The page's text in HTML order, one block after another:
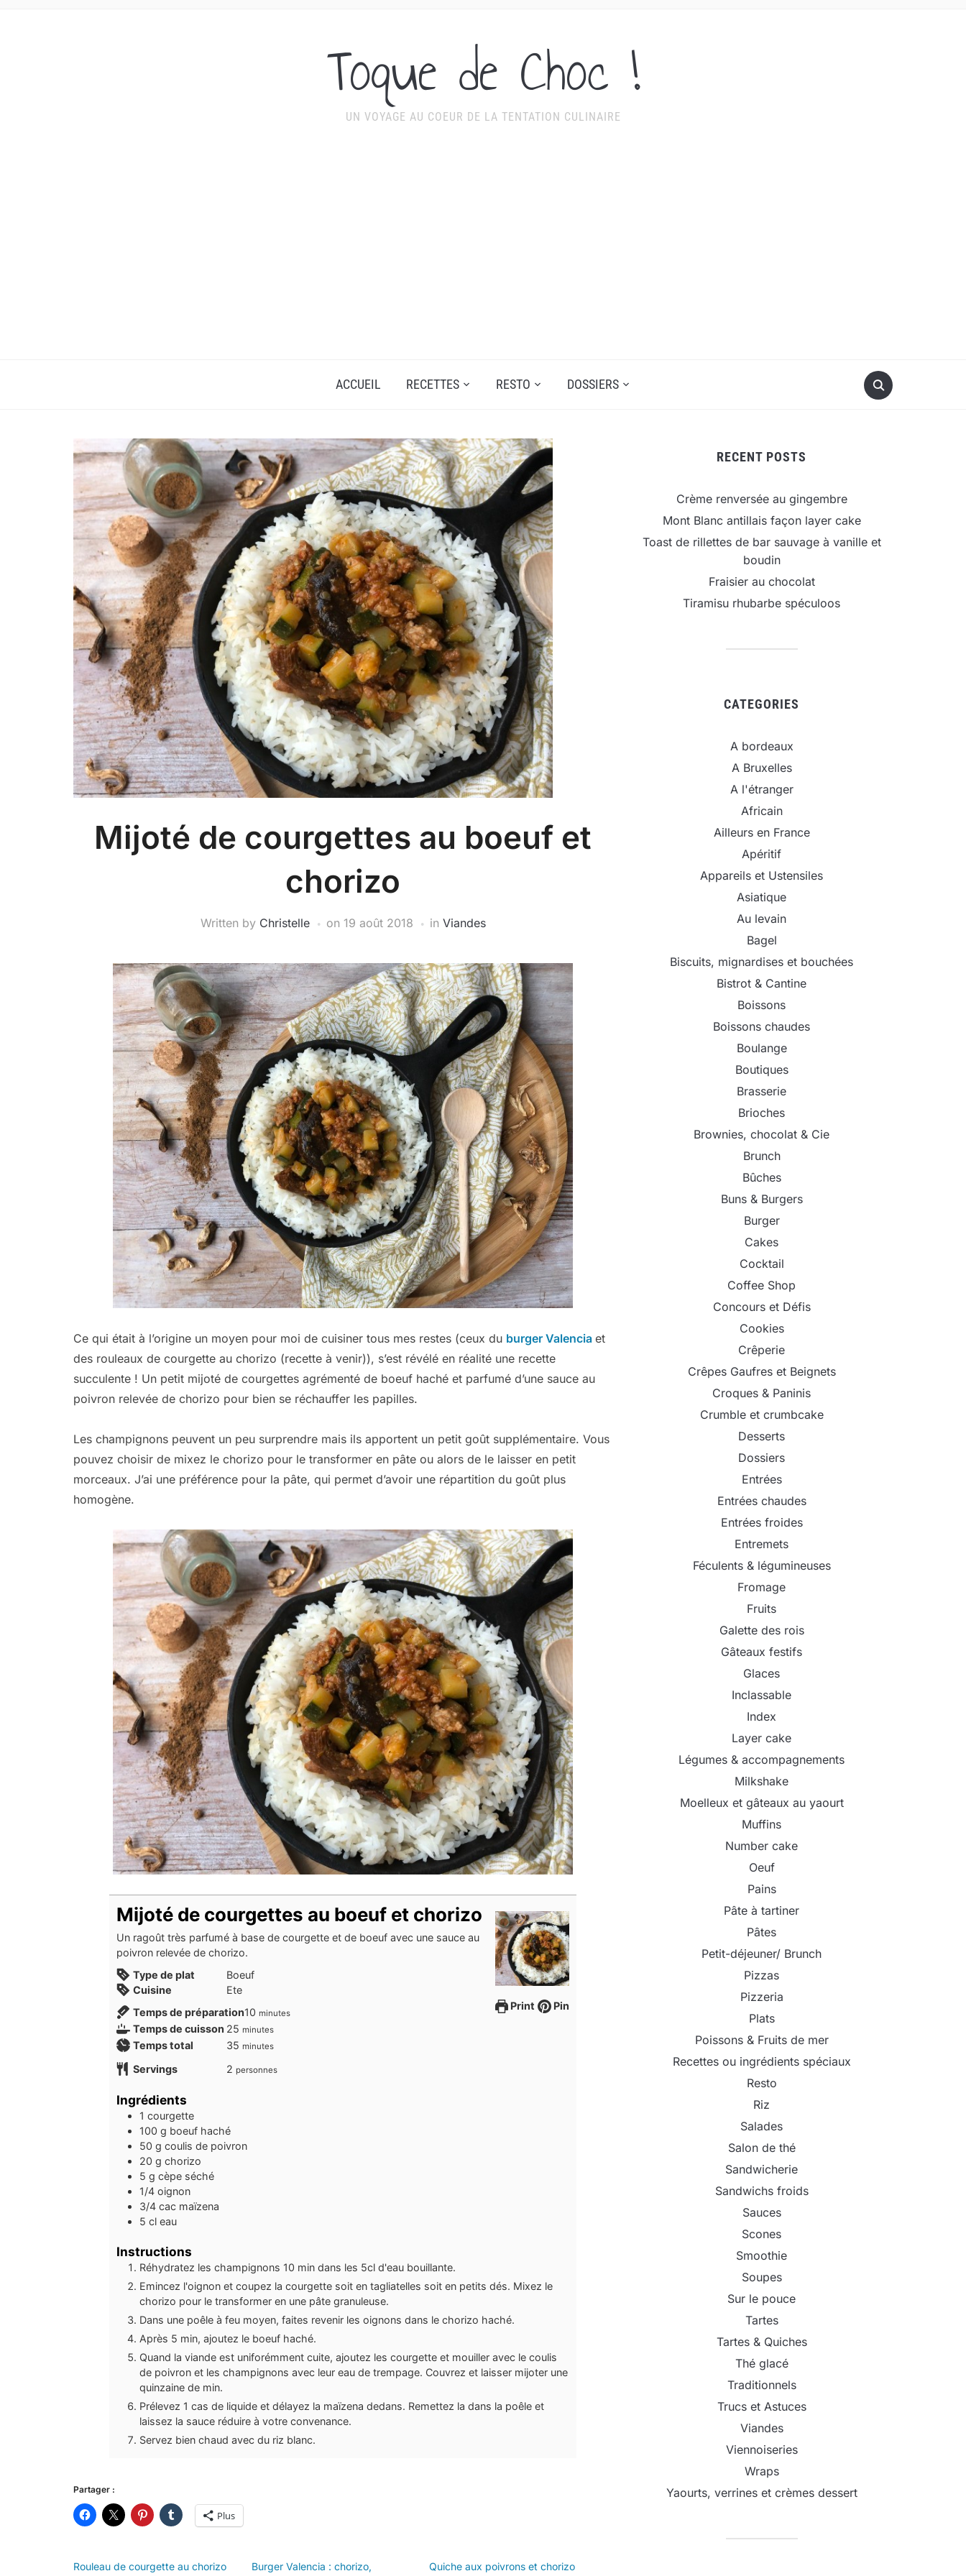
Toque de Choc !
UN VOYAGE AU COEUR DE LA TENTATION CULINAIRE
ACCUEIL RECETTES RESTO DOSSIERS
Mijoté de courgettes au boeuf et
chorizo
Written by Christelle on 19 août 2018 in Viandes
Ce qui était à l’origine un moyen pour moi de cuisiner tous mes restes (ceux du burger Valencia et
des rouleaux de courgette au chorizo (recette à venir)), s’est révélé en réalité une recette
succulente ! Un petit mijoté de courgettes agrémenté de boeuf haché et parfumé d’une sauce au
poivron relevée de chorizo pour bien se réchauffer les papilles.
Les champignons peuvent un peu surprendre mais ils apportent un petit goût supplémentaire. Vous
pouvez choisir de mixez le chorizo pour le transformer en pâte ou alors de le laisser en petit
morceaux. J’ai une préférence pour la pâte, qui permet d’avoir une répartition du goût plus
homogène.
Print Pin
Mijoté de courgettes au boeuf et chorizo
Un ragoût très parfumé à base de courgette et de boeuf avec une sauce au
poivron relevée de chorizo.
Type de plat
Boeuf
Cuisine
Ete
Temps de préparation10minutes
minutes
Temps de cuisson 25minutes
minutes
Temps total 35minutes
minutes
Servings 2 personnes
Ingrédients
1 courgette
100 g boeuf haché
50 g coulis de poivron
20 g chorizo
5 g cèpe séché
1/4 oignon
3/4 cac maïzena
5 cl eau
Instructions
Réhydratez les champignons 10 min dans les 5cl d'eau bouillante.
Emincez l'oignon et coupez la courgette soit en tagliatelles soit en petits dés. Mixez le
chorizo pour le transformer en une pâte granuleuse.
Dans une poêle à feu moyen, faites revenir les oignons dans le chorizo haché.
Après 5 min, ajoutez le boeuf haché.
Quand la viande est uniforémment cuite, ajoutez les courgette et mouiller avec le coulis
de poivron et les champignons avec leur eau de trempage. Couvrez et laisser mijoter une
quinzaine de min.
Prélevez 1 cas de liquide et délayez la maïzena dedans. Remettez la dans la poêle et
laissez la sauce réduire à votre convenance.
Servez bien chaud avec du riz blanc.
Partager :
Plus
Rouleau de courgette au chorizo
Burger Valencia : chorizo,
Quiche aux poivrons et chorizo
RECENT POSTS
Crème renversée au gingembre
Mont Blanc antillais façon layer cake
Toast de rillettes de bar sauvage à vanille et
boudin
Fraisier au chocolat
Tiramisu rhubarbe spéculoos
CATEGORIES
A bordeaux
A Bruxelles
A l'étranger
Africain
Ailleurs en France
Apéritif
Appareils et Ustensiles
Asiatique
Au levain
Bagel
Biscuits, mignardises et bouchées
Bistrot & Cantine
Boissons
Boissons chaudes
Boulange
Boutiques
Brasserie
Brioches
Brownies, chocolat & Cie
Brunch
Bûches
Buns & Burgers
Burger
Cakes
Cocktail
Coffee Shop
Concours et Défis
Cookies
Crêperie
Crêpes Gaufres et Beignets
Croques & Paninis
Crumble et crumbcake
Desserts
Dossiers
Entrées
Entrées chaudes
Entrées froides
Entremets
Féculents & légumineuses
Fromage
Fruits
Galette des rois
Gâteaux festifs
Glaces
Inclassable
Index
Layer cake
Légumes & accompagnements
Milkshake
Moelleux et gâteaux au yaourt
Muffins
Number cake
Oeuf
Pains
Pâte à tartiner
Pâtes
Petit-déjeuner/ Brunch
Pizzas
Pizzeria
Plats
Poissons & Fruits de mer
Recettes ou ingrédients spéciaux
Resto
Riz
Salades
Salon de thé
Sandwicherie
Sandwichs froids
Sauces
Scones
Smoothie
Soupes
Sur le pouce
Tartes
Tartes & Quiches
Thé glacé
Traditionnels
Trucs et Astuces
Viandes
Viennoiseries
Wraps
Yaourts, verrines et crèmes dessert